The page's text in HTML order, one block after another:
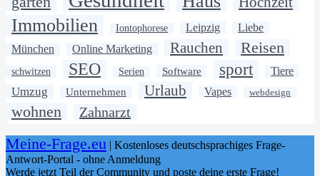
Immobilien Iontophorese Leipzig Liebe
München Online Marketing Rauchen Reisen
schwitzen SEO Serien Software sport Tiere
Umzug Unternehmen Urlaub Vapes webdesign
wohnen Zahnarzt
Meine-Frage.eu | Kostenloses deutschsprachiges Frage-
Antwort-Portal - ohne Anmeldung
Werde jetzt Teil der Community und poste deine erste Frage!